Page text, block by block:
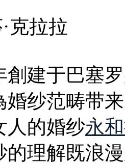
克拉拉
創建于巴塞
婚纱范畴带
人的婚纱永
的理解既浪